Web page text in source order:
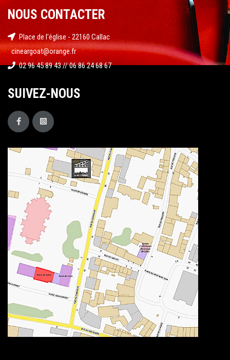
NOUS CONTACTER
Place de l'église - 22160 Callac
cineargoat@orange.fr
02 96 45 89 43 // 06 86 24 68 67
SUIVEZ-NOUS